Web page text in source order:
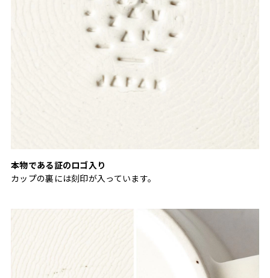
本物である証のロゴ入り
カップの裏には刻印が入っています。